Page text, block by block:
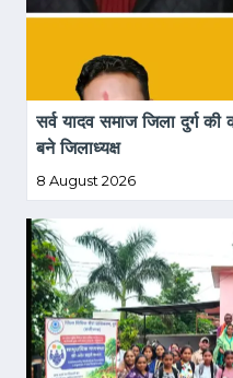
सर्व यादव समाज जिला दुर्ग की
बने जिलाध्यक्ष
8 August 2026